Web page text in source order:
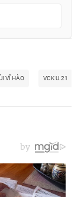
VĨ HÀO VCK U.21